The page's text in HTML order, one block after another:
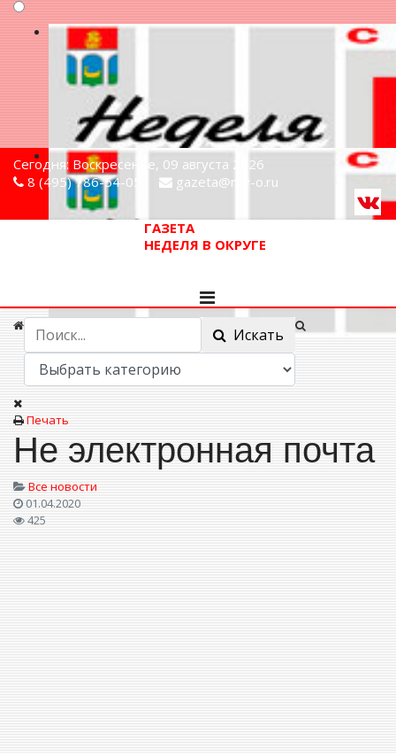
Сегодня: Воскресенье, 09 августа 2026
8 (495) 786-54-05
gazeta@n-v-o.ru
ГАЗЕТА
НЕДЕЛЯ В ОКРУГЕ
Искать
Печать
Не электронная почта
Все новости
01.04.2020
425